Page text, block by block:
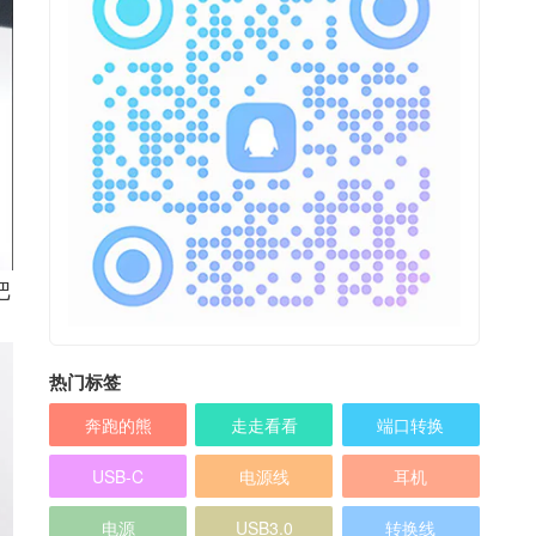
热门标签
奔跑的熊 走走看看 端口转换
USB-C 电源线 耳机
电源 USB3.0 转换线